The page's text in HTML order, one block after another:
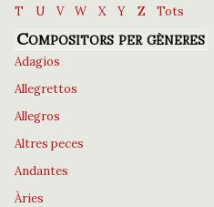
T
U V W X Y Z Tots
Compositors per gèneres
Adagios
Allegrettos
Allegros
Altres peces
Andantes
Àries